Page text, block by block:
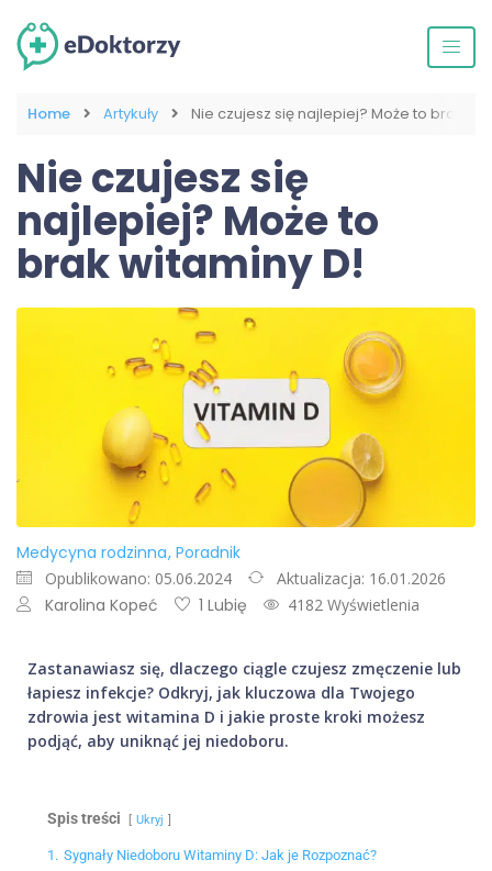
Home Artykuły Nie czujesz się najlepiej? Może to brak
Nie czujesz się
najlepiej? Może to
brak witaminy D!
Medycyna rodzinna Poradnik
Opublikowano: 05.06.2024 Aktualizacja: 16.01.2026
Karolina Kopeć 1 Lubię 4182 Wyświetlenia
Zastanawiasz się, dlaczego ciągle czujesz zmęczenie lub
łapiesz infekcje? Odkryj, jak kluczowa dla Twojego
zdrowia jest witamina D i jakie proste kroki możesz
podjąć, aby uniknąć jej niedoboru.
Spis treści Ukryj
1. Sygnały Niedoboru Witaminy D: Jak je Rozpoznać?